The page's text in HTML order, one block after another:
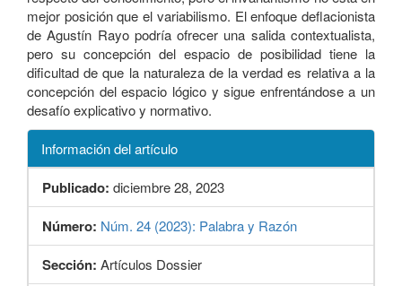
mejor posición que el variabilismo. El enfoque deflacionista
de Agustín Rayo podría ofrecer una salida contextualista,
pero su concepción del espacio de posibilidad tiene la
dificultad de que la naturaleza de la verdad es relativa a la
concepción del espacio lógico y sigue enfrentándose a un
desafío explicativo y normativo.
Información del artículo
Publicado: diciembre 28, 2023
Número: Núm. 24 (2023): Palabra y Razón
Sección: Artículos Dossier